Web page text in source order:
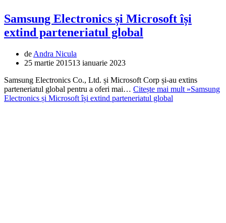
Samsung Electronics și Microsoft își
extind parteneriatul global
de Andra Nicula
25 martie 201513 ianuarie 2023
Samsung Electronics Co., Ltd. și Microsoft Corp și-au extins
parteneriatul global pentru a oferi mai… Citește mai mult »Samsung
Electronics și Microsoft își extind parteneriatul global